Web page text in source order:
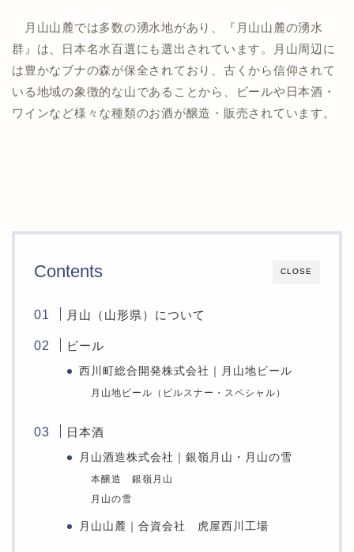
月山山麓では多数の湧水地があり、『月山山麓の湧水
群』は、日本名水百選にも選出されています。月山周辺に
は豊かなブナの森が保全されており、古くから信仰されて
いる地域の象徴的な山であることから、ビールや日本酒・
ワインなど様々な種類のお酒が醸造・販売されています。
CLOSE
Contents
月山（山形県）について
ビール
西川町総合開発株式会社｜月山地ビール
月山地ビール（ピルスナー・スペシャル）
日本酒
月山酒造株式会社｜銀嶺月山・月山の雪
本醸造 銀嶺月山
月山の雪
月山山麓｜合資会社 虎屋西川工場